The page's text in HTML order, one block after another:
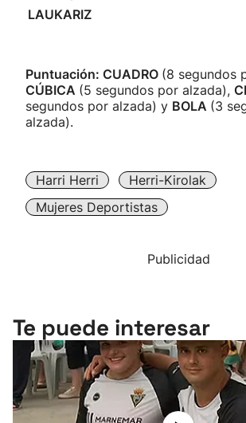
LAUKARIZ
Puntuación: CUADRO (8 segundos
CÚBICA (5 segundos por alzada),
segundos por alzada) y BOLA (3
alzada).
Harri Herri
Herri-Kirolak
Mujeres Deportistas
Publicidad
Te puede interesar